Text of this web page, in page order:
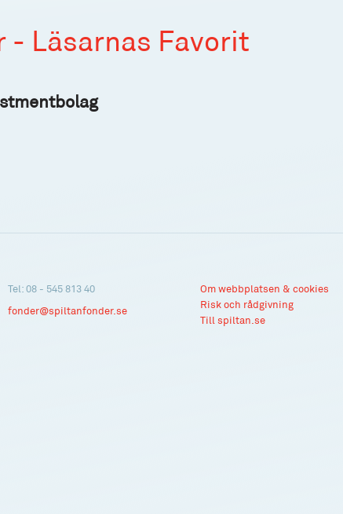
- Läsarnas Favorit
Tel: 08 - 545 813 40
fonder@spiltanfonder.se
Om webbplatsen & cookies
Risk och rådgivning
Till spiltan.se